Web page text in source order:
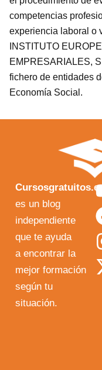
competencias
experiencia laboral o
INSTITUTO
EMPRESARIALES,
fichero de entidades
Economía Social.
es un blog
independiente
que te ayuda
a encontrar la
mejor formación
según tu
situación.